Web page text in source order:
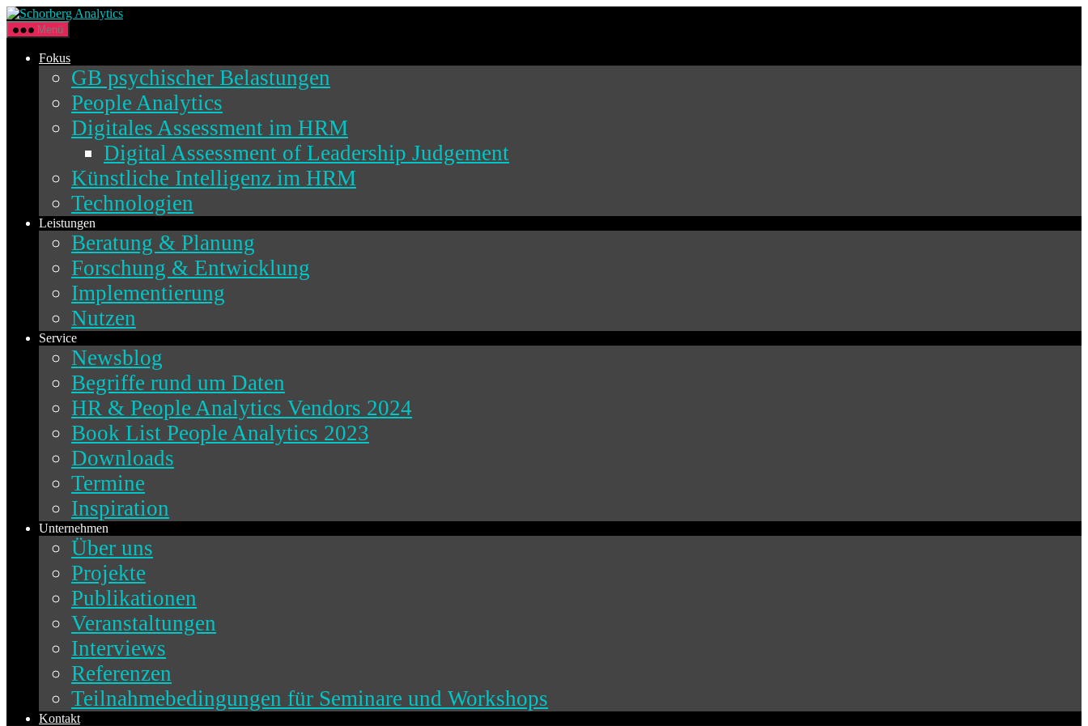
Direkt
zum
Inhalt
wechseln
Schorberg
Menü
Fokus
GB psychischer Belastungen
People Analytics
Digitales Assessment im HRM
Digital Assessment of Leadership Judgement
Künstliche Intelligenz im HRM
Technologien
Leistungen
Beratung & Planung
Forschung & Entwicklung
Implementierung
Nutzen
Service
Newsblog
Begriffe rund um Daten
HR & People Analytics Vendors 2024
Book List People Analytics 2023
Downloads
Termine
Inspiration
Unternehmen
Über uns
Projekte
Publikationen
Veranstaltungen
Interviews
Referenzen
Teilnahmebedingungen für Seminare und Workshops
Kontakt